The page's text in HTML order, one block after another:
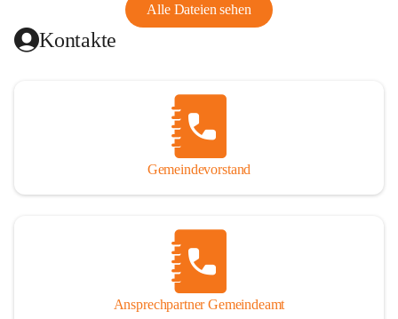
Alle Dateien sehen
Kontakte
Gemeindevorstand
Ansprechpartner Gemeindeamt